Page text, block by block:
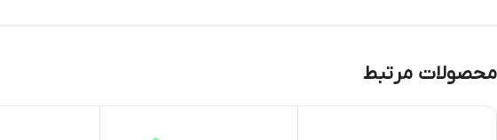
محصولات مرتبط